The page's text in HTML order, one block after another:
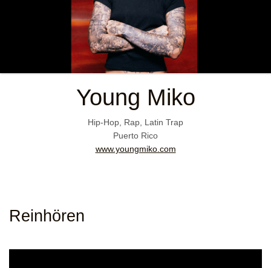
Young Miko
Hip-Hop, Rap, Latin Trap
Puerto Rico
www.youngmiko.com
Reinhören